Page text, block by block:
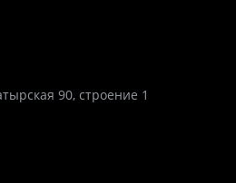
90, строение 1